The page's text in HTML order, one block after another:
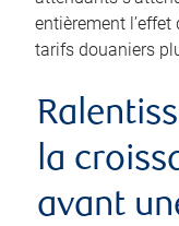
entièrement
tarifs douaniers
la
avant